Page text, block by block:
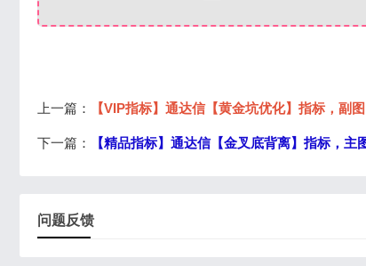
上一篇： 【VIP指标】通达信【黄金坑优化】指标，副
下一篇： 【精品指标】通达信【金叉底背离】指标，
问题反馈